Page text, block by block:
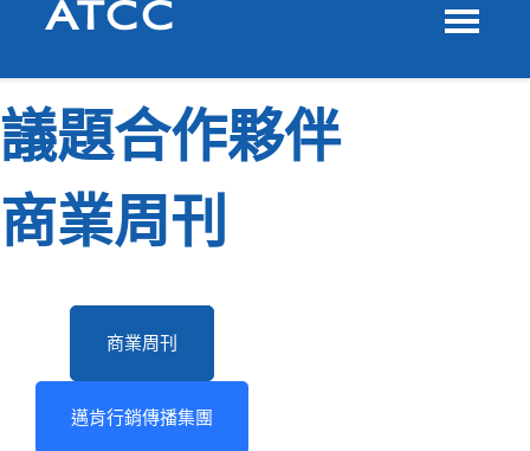
議題合作夥伴
商業周刊
商業周刊
邁肯行銷傳播集團